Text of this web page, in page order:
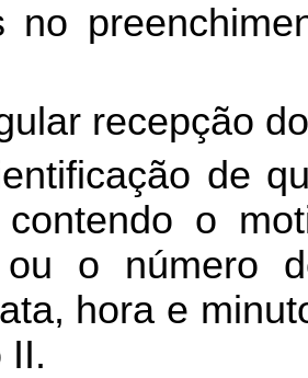
no
recepção
de
contendo o
o número
hora e
II.